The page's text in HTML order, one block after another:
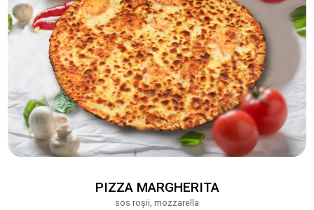
PIZZA MARGHERITA
sos roșii, mozzarella